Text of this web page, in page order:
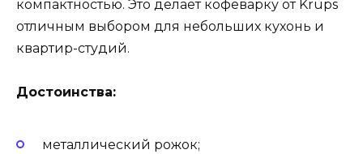
компактностью. Это делает кофеварку от Krups
отличным выбором для небольших кухонь и
квартир-студий.
Достоинства:
металлический рожок;